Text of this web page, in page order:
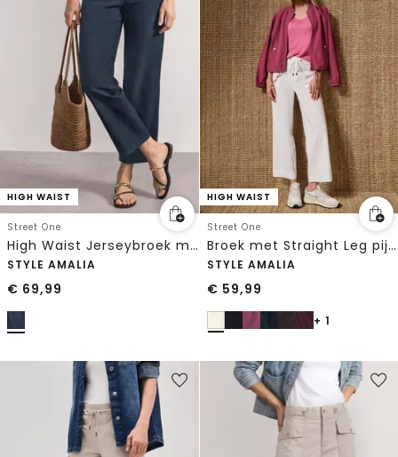
HIGH WAIST
Street One
High Waist Jerseybroek met casual pasvorm
STYLE AMALIA
€ 69,99
HIGH WAIST
Street One
Broek met Straight Leg pijpen in casual pasvorm en omgeslagen boorden
STYLE AMALIA
€ 59,99
+ 1